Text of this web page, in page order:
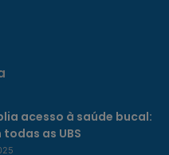
acesso à saúde bucal:
as UBS